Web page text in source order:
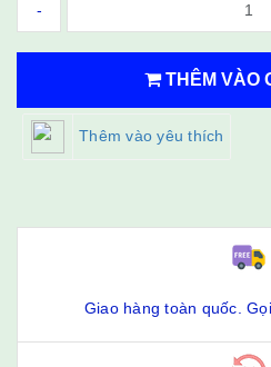
-
THÊM VÀO
Thêm vào yêu thích
Giao hàng toàn quốc.